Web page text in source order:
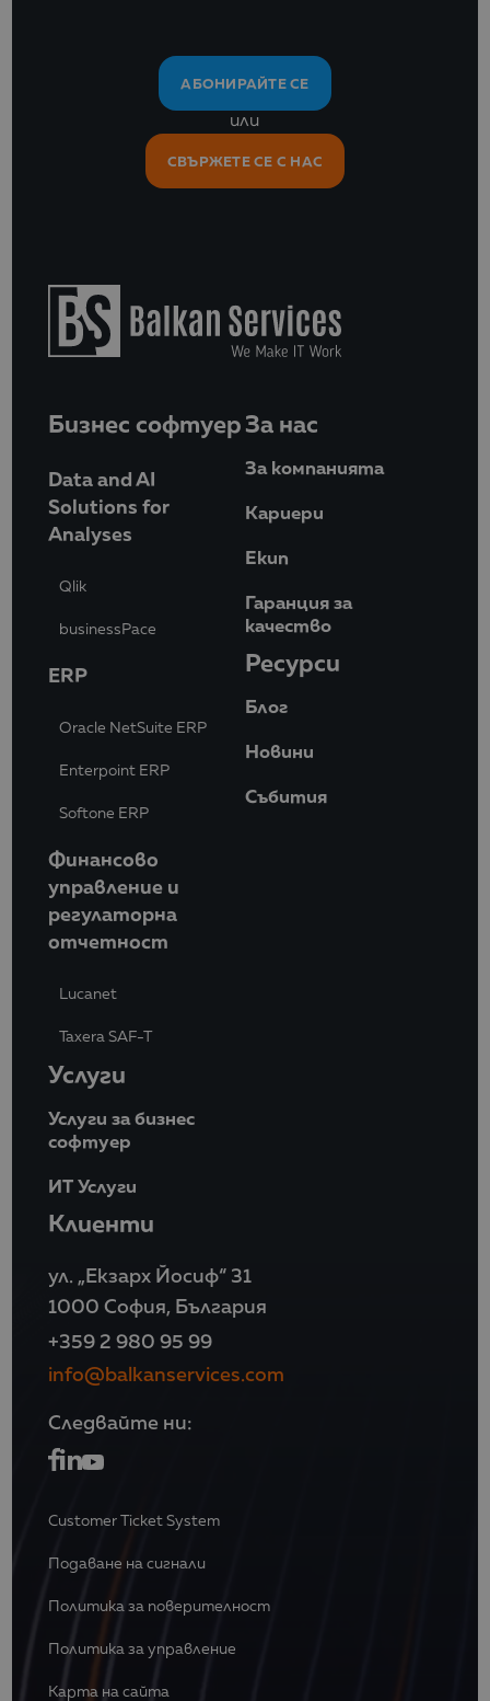
АБОНИРАЙТЕ СЕ
или
СВЪРЖЕТЕ СЕ С НАС
Бизнес софтуер
Data and AI
Solutions for
Analyses
Qlik
businessPace
ERP
Oracle NetSuite ERP
Enterpoint ERP
Softone ERP
Финансово
управление и
регулаторна
отчетност
Lucanet
Taxera SAF-T
Услуги
Услуги за бизнес
софтуер
ИТ Услуги
Клиенти
За нас
За компанията
Кариери
Eкип
Гаранция за
качество
Ресурси
Блог
Новини
Събития
ул. „Екзарх Йосиф“ 31
1000 София, България
+359 2 980 95 99
info@balkanservices.com
Следвайте ни:
Customer Ticket System
Подаване на сигнали
Политика за поверителност
Политика за управление
Карта на сайта